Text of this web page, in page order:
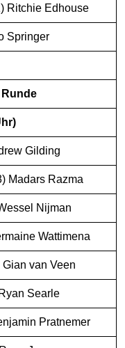
Ritchie Edhouse
Springer
Runde
Gilding
Madars Razma
Nijman
Wattimena
van Veen
Searle
Pratnemer